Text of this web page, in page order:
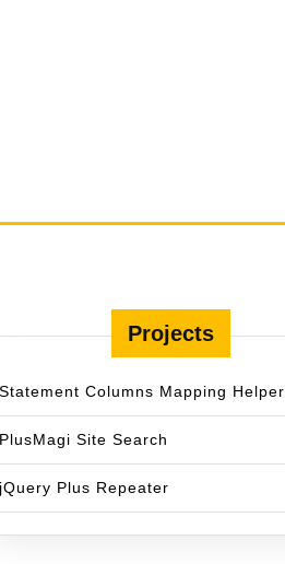
อร์
Projects
Statement Columns Mapping Helper
PlusMagi Site Search
jQuery Plus Repeater